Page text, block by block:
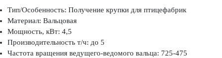
Тип/Особенность: Получение крупки для птицефабрик
Материал: Вальцовая
Мощность, кВт: 4,5
Производительность т/ч: до 5
Частота вращения ведущего-ведомого вальца: 725-475